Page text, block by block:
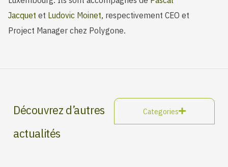
Jacquet et Ludovic Moinet, respectivement CEO et
Project Manager chez Polygone.
Découvrez d’autres
actualités
Categories